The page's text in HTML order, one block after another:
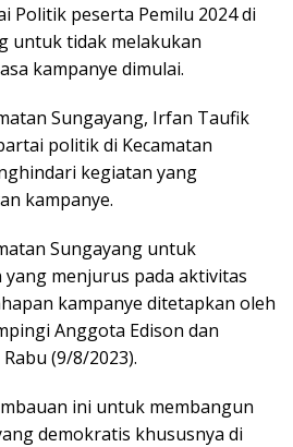
Politik peserta Pemilu 2024 di
untuk tidak melakukan
kampanye dimulai.
Sungayang, Irfan Taufik
politik di Kecamatan
kegiatan yang
kampanye.
Sungayang untuk
menjurus pada aktivitas
kampanye ditetapkan oleh
Anggota Edison dan
(9/8/2023).
ini untuk membangun
demokratis khususnya di